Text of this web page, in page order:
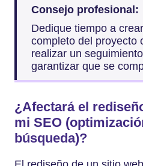
Consejo profesional:
Dedique tiempo a
completo del proyecto
realizar un
garantizar que se
¿Afectará el
mi SEO
búsqueda)?